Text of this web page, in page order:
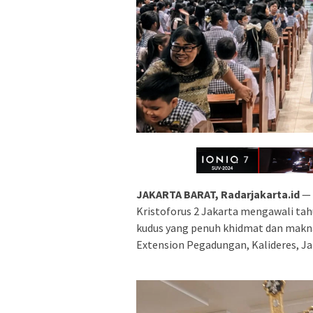
JAKARTA BARAT, Radarjakarta.id—
Kristoforus 2 Jakarta mengawali
kudus yang penuh khidmat dan
Extension Pegadungan, Kalideres,